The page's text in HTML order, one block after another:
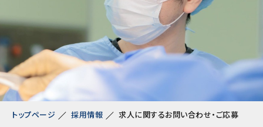
トップページ 採用情報 求人に関するお問い合わせ・ご応募